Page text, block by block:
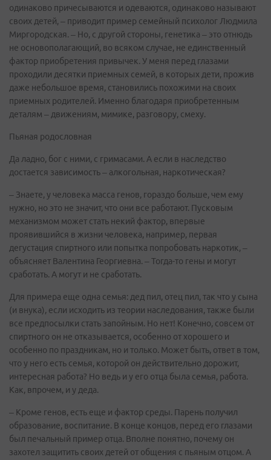
одинаково причесываются и одеваются, одинаково называют
своих детей, – приводит пример семейный психолог Людмила
Миргородская. – Но, с другой стороны, генетика – это отнюдь
не основополагающий, во всяком случае, не единственный
фактор приобретения привычек. У меня перед глазами
проходили десятки приемных семей, в которых дети, прожив
даже небольшое время, становились похожими на своих
приемных родителей. Именно благодаря приобретенным
деталям – движениям, мимике, разговору, смеху.
Пьяная родословная
Да ладно, бог с ними, с гримасами. А если в наследство
достается зависимость – алкогольная, наркотическая?
– Знаете, у человека масса генов, гораздо больше, чем ему
нужно, но это не значит, что они все работают. Пусковым
механизмом может стать некий фактор, впервые
проявившийся в жизни человека, например, первая
дегустация спиртного или попытка попробовать наркотик, –
объясняет Валентина Георгиевна. – Тогда-то гены и могут
сработать. А могут и не сработать.
Для примера еще одна семья: дед пил, отец пил, так что у сына
(и внука), если исходить из теории наследования, также были
все предпосылки стать запойным. Но нет! Конечно, совсем от
спиртного он не отказывается, особенно от хорошего и
особенно по праздникам, но и только. Может быть, ответ в том,
что у него есть семья, которой он действительно дорожит,
интересная работа? Но ведь и у его отца была семья, работа.
Как, впрочем, и у деда.
– Кроме генов, есть еще и фактор среды. Парень получил
образование, воспитание. В конце концов, перед его глазами
был печальный пример отца. Вполне понятно, почему он
захотел защитить своих детей от общения с пьяным отцом. А